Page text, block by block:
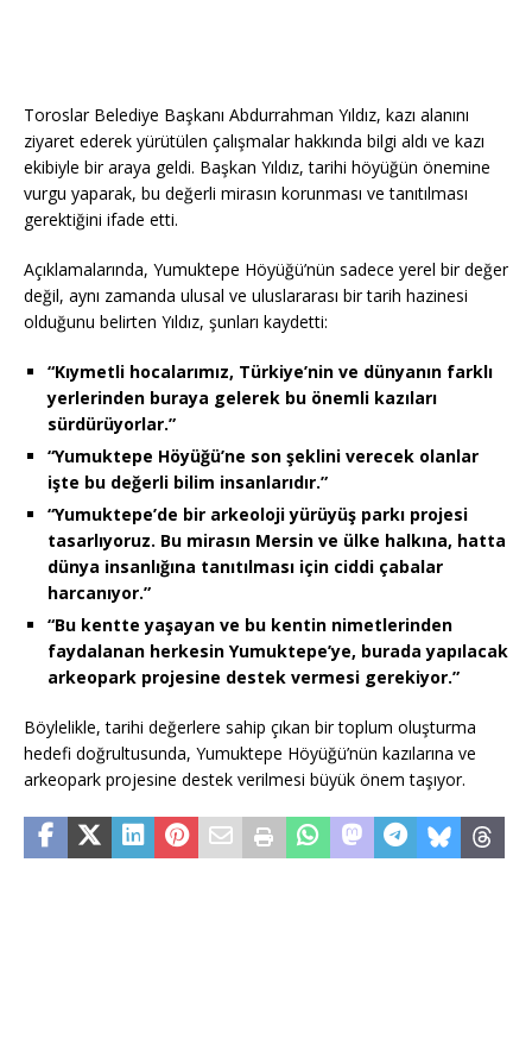
Toroslar Belediye Başkanı Abdurrahman Yıldız, kazı alanını
ziyaret ederek yürütülen çalışmalar hakkında bilgi aldı ve kazı
ekibiyle bir araya geldi. Başkan Yıldız, tarihi höyüğün önemine
vurgu yaparak, bu değerli mirasın korunması ve tanıtılması
gerektiğini ifade etti.
Açıklamalarında, Yumuktepe Höyüğü’nün sadece yerel bir değer
değil, aynı zamanda ulusal ve uluslararası bir tarih hazinesi
olduğunu belirten Yıldız, şunları kaydetti:
“Kıymetli hocalarımız, Türkiye’nin ve dünyanın farklı
yerlerinden buraya gelerek bu önemli kazıları
sürdürüyorlar.”
“Yumuktepe Höyüğü’ne son şeklini verecek olanlar
işte bu değerli bilim insanlarıdır.”
“Yumuktepe’de bir arkeoloji yürüyüş parkı projesi
tasarlıyoruz. Bu mirasın Mersin ve ülke halkına, hatta
dünya insanlığına tanıtılması için ciddi çabalar
harcanıyor.”
“Bu kentte yaşayan ve bu kentin nimetlerinden
faydalanan herkesin Yumuktepe’ye, burada yapılacak
arkeopark projesine destek vermesi gerekiyor.”
Böylelikle, tarihi değerlere sahip çıkan bir toplum oluşturma
hedefi doğrultusunda, Yumuktepe Höyüğü’nün kazılarına ve
arkeopark projesine destek verilmesi büyük önem taşıyor.